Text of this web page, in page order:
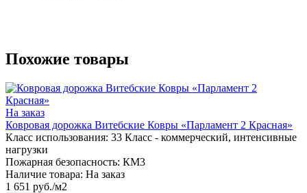
Похожие товары
На заказ
Ковровая дорожка Витебские Ковры «Парламент 2 Красная»
Класс использования: 33 Класс - коммерческий, интенсивные
нагрузки
Пожарная безопасность: КМ3
Наличие товара: На заказ
1 651 руб./м2